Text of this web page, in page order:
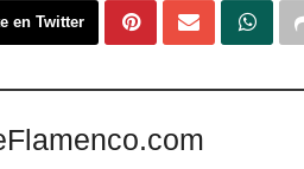
en Twitter